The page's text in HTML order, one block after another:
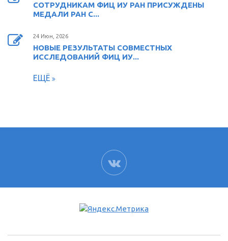
СОТРУДНИКАМ ФИЦ ИУ РАН ПРИСУЖДЕНЫ
МЕДАЛИ РАН С...
24 Июн, 2026
НОВЫЕ РЕЗУЛЬТАТЫ СОВМЕСТНЫХ
ИССЛЕДОВАНИЙ ФИЦ ИУ...
ЕЩЁ
ВК